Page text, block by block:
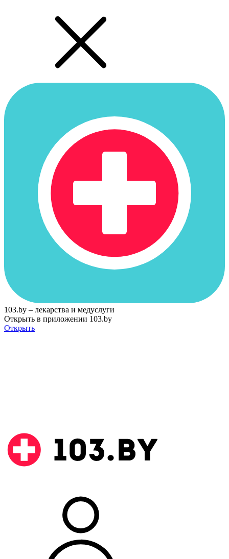
103.by – лекарства и медуслуги
Открыть в приложении 103.by
Открыть